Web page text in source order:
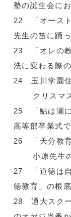
塾の誕生会に
22 「オース
先生の笛に踊
23 「オレの教
洗に変わる際
24 玉川学園住
クリスマス
25 「鮎は瀬
高等部卒業式
26 「天分教育
小原先生の
27 「道徳は自
徳教育」の根
28 通大スクー